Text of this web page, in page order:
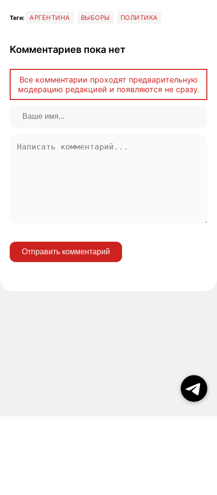
Теги: АРГЕНТИНА ВЫБОРЫ ПОЛИТИКА
Комментариев пока нет
Все комментарии проходят предварительную
модерацию редакцией и появляются не сразу.
Отправить комментарий